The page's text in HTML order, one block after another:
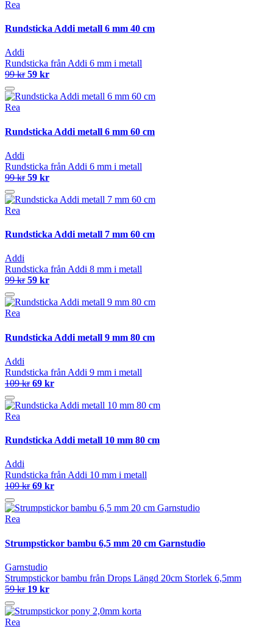
Rea
Rundsticka Addi metall 6 mm 40 cm
Addi
Rundsticka från Addi 6 mm i metall
99 kr 59 kr
Rea
Rundsticka Addi metall 6 mm 60 cm
Addi
Rundsticka från Addi 6 mm i metall
99 kr 59 kr
Rea
Rundsticka Addi metall 7 mm 60 cm
Addi
Rundsticka från Addi 8 mm i metall
99 kr 59 kr
Rea
Rundsticka Addi metall 9 mm 80 cm
Addi
Rundsticka från Addi 9 mm i metall
109 kr 69 kr
Rea
Rundsticka Addi metall 10 mm 80 cm
Addi
Rundsticka från Addi 10 mm i metall
109 kr 69 kr
Rea
Strumpstickor bambu 6,5 mm 20 cm Garnstudio
Garnstudio
Strumpstickor bambu från Drops Längd 20cm Storlek 6,5mm
59 kr 19 kr
Rea